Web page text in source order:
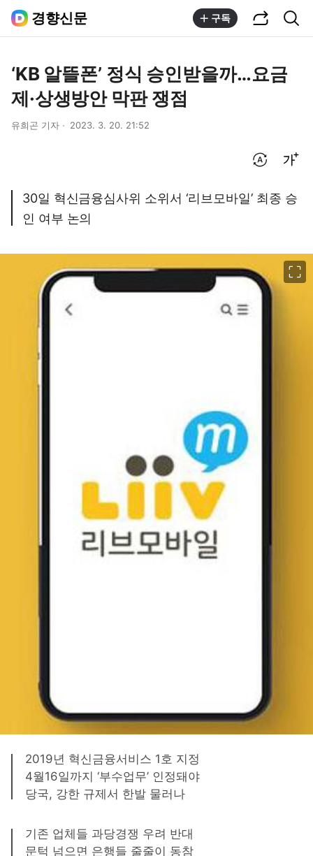
경향신문 구독
‘KB 알뜰폰’ 정식 승인받을까…요금
제·상생방안 막판 쟁점
유희곤 기자 2023. 3. 20. 21:52
30일 혁신금융심사위 소위서 ‘리브모바일’ 최종 승
인 여부 논의
2019년 혁신금융서비스 1호 지정
4월16일까지 ‘부수업무’ 인정돼야
당국, 강한 규제서 한발 물러나
기존 업체들 과당경쟁 우려 반대
문턱 넘으면 은행들 줄줄이 동참